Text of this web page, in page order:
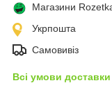
Магазини
Укрпошта
Самовивіз
Всі умови доставки